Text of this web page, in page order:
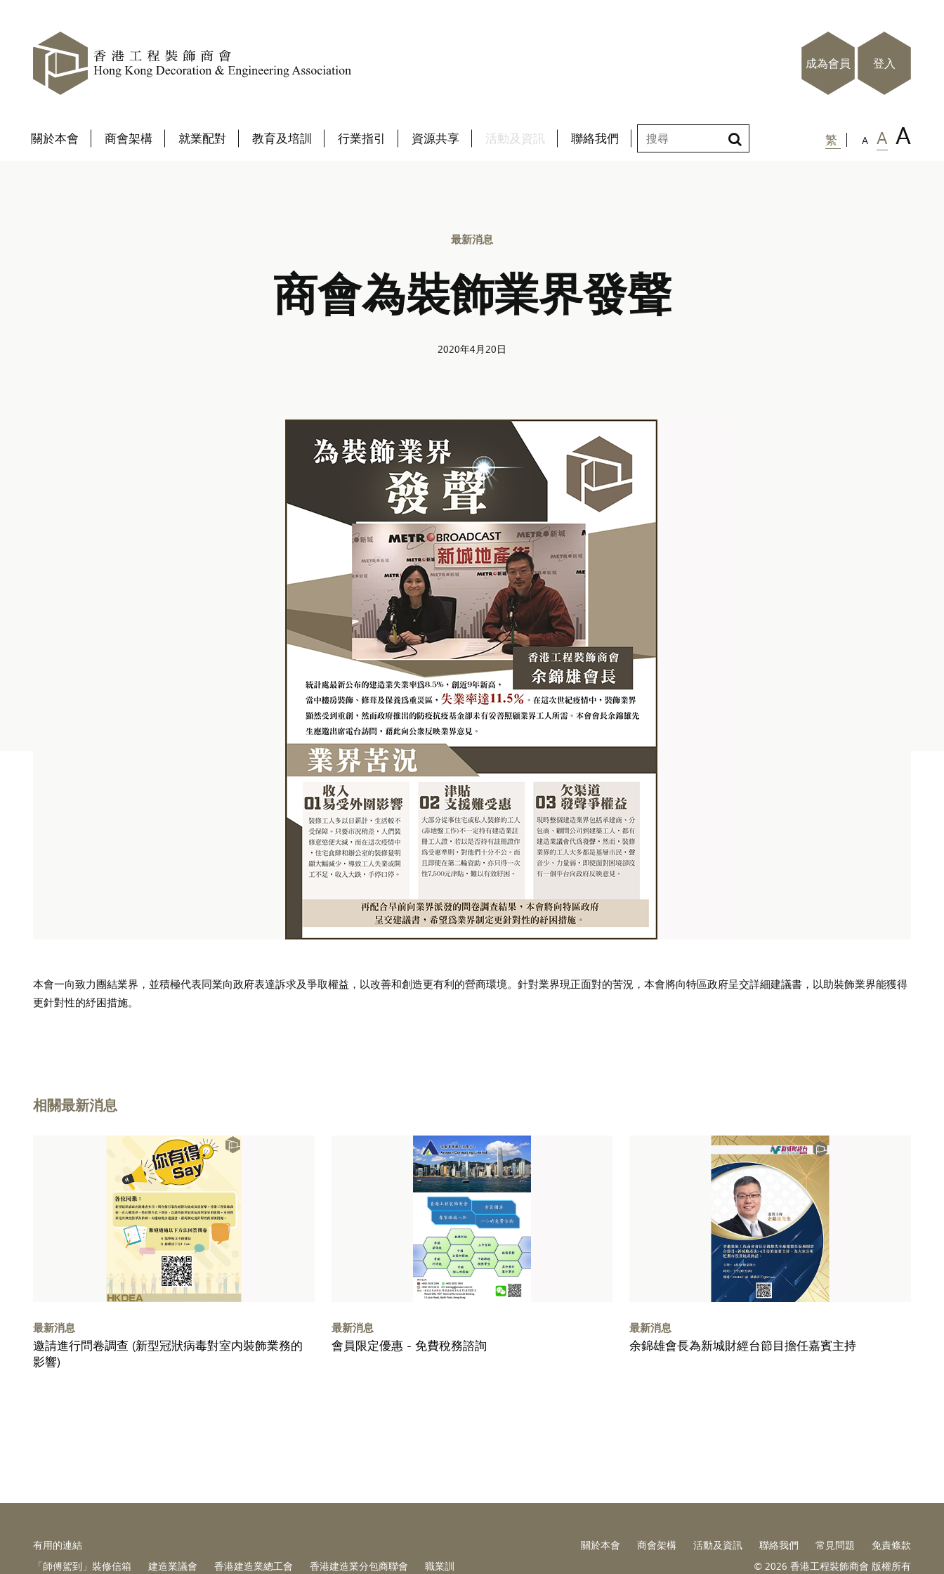
成為會員 登入
關於本會 商會架構 就業配對 教育及培訓 行業指引 資源共享 活動及資訊 聯絡我們 繁 A A A
最新消息
商會為裝飾業界發聲
2020年4月20日
本會一向致力團結業界，並積極代表同業向政府表達訴求及爭取權益，以改善和創造更有利的營商環境。針對業界現正面對的苦況，本會將向特區政府呈交詳細建議書，以助裝飾業界能獲得
更針對性的紓困措施。
相關最新消息
最新消息
邀請進行問卷調查 (新型冠狀病毒對室内裝飾業務的
影響)
最新消息
會員限定優惠 - 免費稅務諮詢
最新消息
余錦雄會長為新城財經台節目擔任嘉賓主持
有⽤的連結
「師傅駕到」裝修信箱
建造業議會 香港建造業總工會 香港建造業分包商聯會
職業訓
關於本會 商會架構 活動及資訊 聯絡我們 常見問題
免責條款
© 2026 香港工程裝飾商會 版權所有